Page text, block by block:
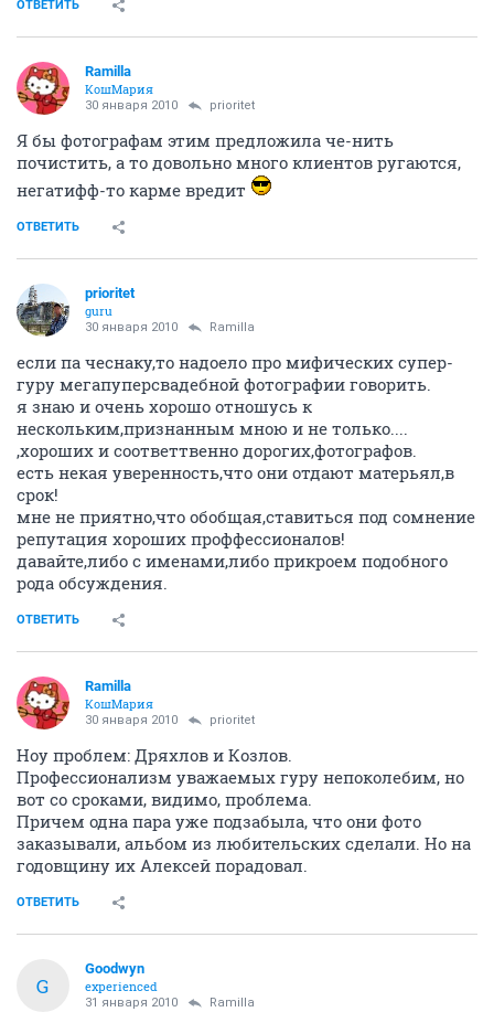
ОТВЕТИТЬ
Ramilla
КошМария
30 января 2010 prioritet
Я бы фотографам этим предложила че-нить
почистить, а то довольно много клиентов ругаются,
негатифф-то карме вредит
ОТВЕТИТЬ
prioritet
guru
30 января 2010 Ramilla
если па чеснаку,то надоело про мифических супер-
гуру мегапуперсвадебной фотографии говорить.
я знаю и очень хорошо отношусь к
нескольким,признанным мною и не только....
,хороших и соответтвенно дорогих,фотографов.
есть некая уверенность,что они отдают матерьял,в
срок!
мне не приятно,что обобщая,ставиться под сомнение
репутация хороших проффессионалов!
давайте,либо с именами,либо прикроем подобного
рода обсуждения.
ОТВЕТИТЬ
Ramilla
КошМария
30 января 2010 prioritet
Ноу проблем: Дряхлов и Козлов.
Профессионализм уважаемых гуру непоколебим, но
вот со сроками, видимо, проблема.
Причем одна пара уже подзабыла, что они фото
заказывали, альбом из любительских сделали. Но на
годовщину их Алексей порадовал.
ОТВЕТИТЬ
G
Goodwyn
experienced
31 января 2010 Ramilla